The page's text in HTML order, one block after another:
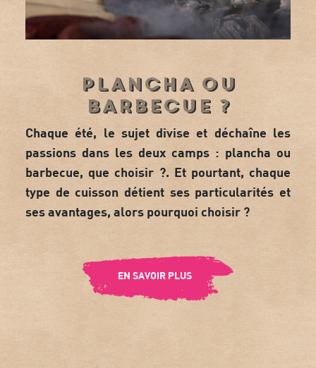
Plancha ou
barbecue ?
Chaque été, le sujet divise et déchaîne les
passions dans les deux camps : plancha ou
barbecue, que choisir ?. Et pourtant, chaque
type de cuisson détient ses particularités et
ses avantages, alors pourquoi choisir ?
EN SAVOIR PLUS